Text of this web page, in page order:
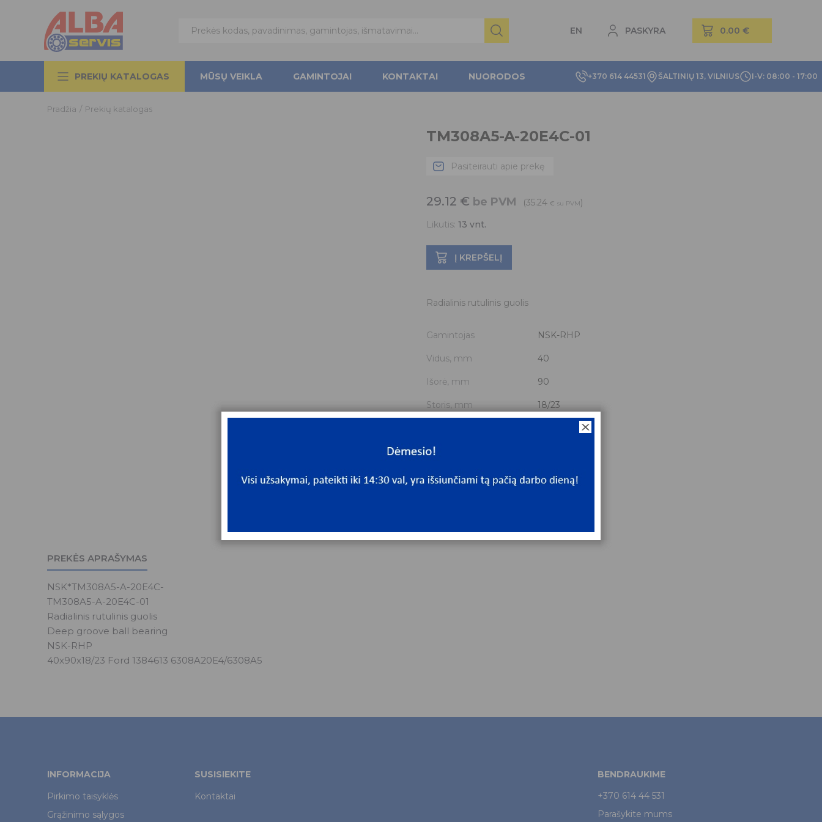
EN PASKYRA
+370 614 44531 ŠALTINIŲ 13, VILNIUS I-V: 08:00 - 17:00
PREKIŲ KATALOGAS MŪSŲ VEIKLA GAMINTOJAI KONTAKTAI NUORODOS
Pradžia / Prekių katalogas
TM308A5-A-20E4C-01
Pasiteirauti apie prekę
29.12 € be PVM (35.24 € su PVM)
Likutis: 13 vnt.
Į KREPŠELĮ
Radialinis rutulinis guolis
Gamintojas NSK-RHP
Vidus, mm 40
Išorė, mm 90
Storis, mm 18/23
40x90x18/23
Mato vnt.
Yra sandėlyje Taip
PREKĖS APRAŠYMAS
NSK*TM308A5-A-20E4C-
TM308A5-A-20E4C-01
Radialinis rutulinis guolis
Deep groove ball bearing
NSK-RHP
40x90x18/23 Ford 1384613 6308A20E4/6308A5
INFORMACIJA
Pirkimo taisyklės
Grąžinimo sąlygos
SUSISIEKITE
Kontaktai
BENDRAUKIME
+370 614 44 531
Parašykite mums